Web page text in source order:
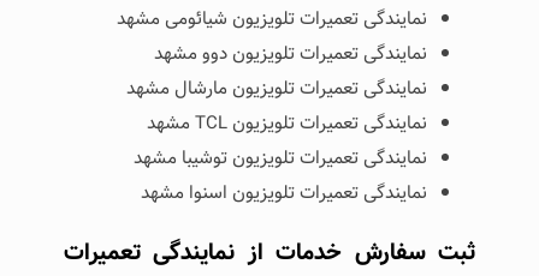
نمایندگی تعمیرات تلویزیون شیائومی مشهد
نمایندگی تعمیرات تلویزیون دوو مشهد
نمایندگی تعمیرات تلویزیون مارشال مشهد
نمایندگی تعمیرات تلویزیون TCL مشهد
نمایندگی تعمیرات تلویزیون توشیبا مشهد
نمایندگی تعمیرات تلویزیون اسنوا مشهد
ثبت سفارش خدمات از نمایندگی تعمیرات